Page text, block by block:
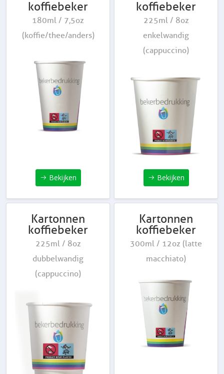
koffiebeker
180ml / 7,5oz
(koffie/thee/anders)
Bekijken
koffiebeker
225ml / 8oz
enkelwandig
(cappuccino)
Bekijken
Kartonnen
koffiebeker
225ml / 8oz
dubbelwandig
(cappuccino)
Kartonnen
koffiebeker
300ml / 12oz (latte
macchiato)